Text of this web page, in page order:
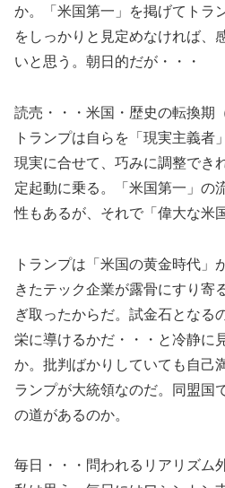
か。「米国第一」を掲げてトラ
をしっかりと見定めなければ、
いと思う。朝日的だが・・・
読売・・・米国・歴史の転換期
トランプは自らを「現実主義者
現実に合せて、巧みに調整でき
定起動に乗る。「米国第一」の
性もあるが、それで「偉大な米
トランプは「米国の黄金時代」
きたテック企業が露骨にすり寄
ぎ取ったからだ。試金石となる
栄に導けるかだ・・・と冷静に
か。批判ばかりしていても自己
ランプが大統領なのだ。同盟国
の道があるのか。
毎日・・・問われるリアリズム